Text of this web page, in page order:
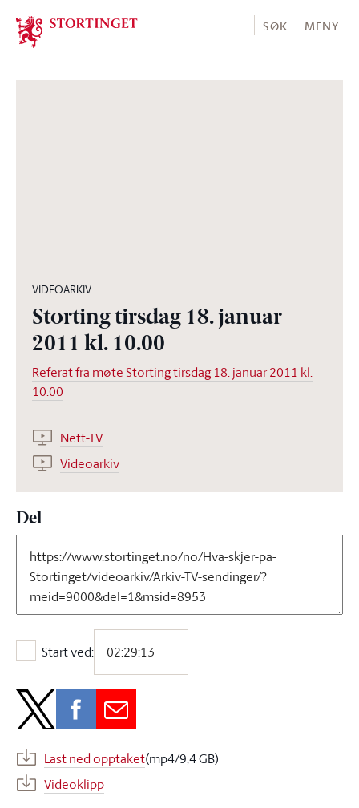
Stortinget.no
SØK MENY
VIDEOARKIV
Storting tirsdag 18. januar
2011 kl. 10.00
Referat fra møte Storting tirsdag 18. januar 2011 kl.
10.00
Nett-TV
Videoarkiv
Del
Start ved:
Start ved:
Last ned opptaket(mp4/9,4 GB)
Videoklipp